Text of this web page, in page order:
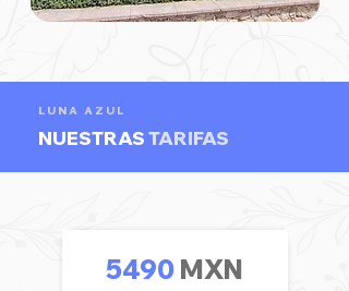
LUNA AZUL
NUESTRASTARIFAS
5490 MXN